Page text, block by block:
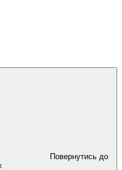
Повернутись до